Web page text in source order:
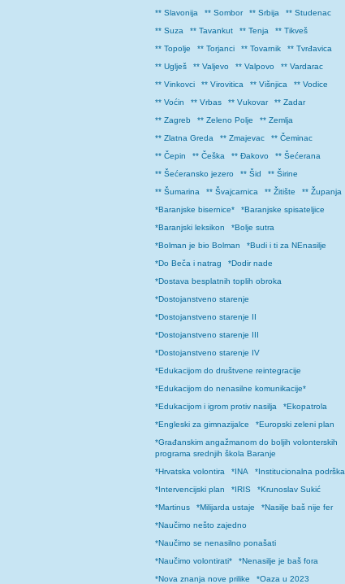
** Slavonija
** Sombor ** Srbija
** Studenac
** Suza
** Tavankut ** Tenja
** Tikveš
** Topolje
** Torjanci ** Tovarnik
** Tvrđavica
** Uglješ
** Valjevo ** Valpovo
** Vardarac
** Vinkovci
** Virovitica ** Višnjica
** Vodice
** Voćin
** Vrbas ** Vukovar
** Zadar
** Zagreb
** Zeleno Polje
** Zemlja
** Zlatna Greda
** Zmajevac
** Čeminac
** Čepin
** Češka ** Đakovo
** Šećerana
** Šećeransko jezero
** Šid
** Širine
** Šumarina
** Švajcarnica ** Žitište
** Županja
*Baranjske bisernice*
*Baranjske spisateljice
*Baranjski leksikon
*Bolje sutra
*Bolman je bio Bolman
*Budi i ti za NEnasilje
*Do Beča i natrag
*Dodir nade
*Dostava besplatnih toplih obroka
*Dostojanstveno starenje
*Dostojanstveno starenje II
*Dostojanstveno starenje III
*Dostojanstveno starenje IV
*Edukacijom do društvene reintegracije
*Edukacijom do nenasilne komunikacije*
*Edukacijom i igrom protiv nasilja
*Ekopatrola
*Engleski za gimnazijalce
*Europski zeleni plan
*Građanskim angažmanom do boljih volonterskih
programa srednjih škola Baranje
*Hrvatska volontira
*INA
*Institucionalna podrška
*Intervencijski plan
*IRIS
*Krunoslav Sukić
*Martinus
*Milijarda ustaje
*Nasilje baš nije fer
*Naučimo nešto zajedno
*Naučimo se nenasilno ponašati
*Naučimo volontirati*
*Nenasilje je baš fora
*Nova znanja nove prilike
*Oaza u 2023